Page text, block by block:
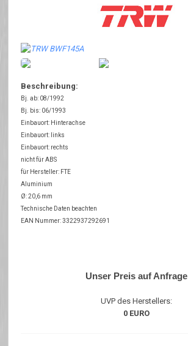
Beschreibung:
Bj. ab: 08/1992
Bj. bis: 06/1993
Einbauort: Hinterachse
Einbauort: links
Einbauort: rechts
nicht für ABS
für Hersteller: FTE
Aluminium
Ø: 20,6 mm
Technische Daten beachten
EAN Nummer: 3322937292691
Unser Preis auf Anfrage
UVP des Herstellers:
0 EURO